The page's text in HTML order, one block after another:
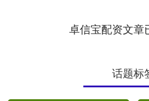
卓信宝配资文章
话题标